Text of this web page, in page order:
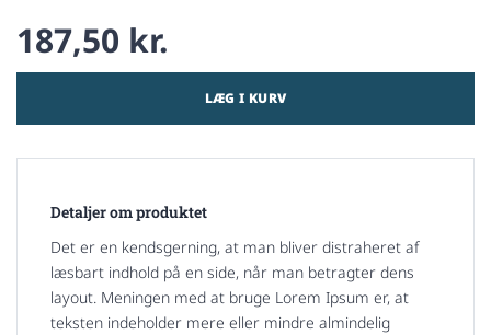
187,50 kr.
LÆG I KURV
Detaljer om produktet
Det er en kendsgerning, at man bliver distraheret af
læsbart indhold på en side, når man betragter dens
layout. Meningen med at bruge Lorem Ipsum er, at
teksten indeholder mere eller mindre almindelig